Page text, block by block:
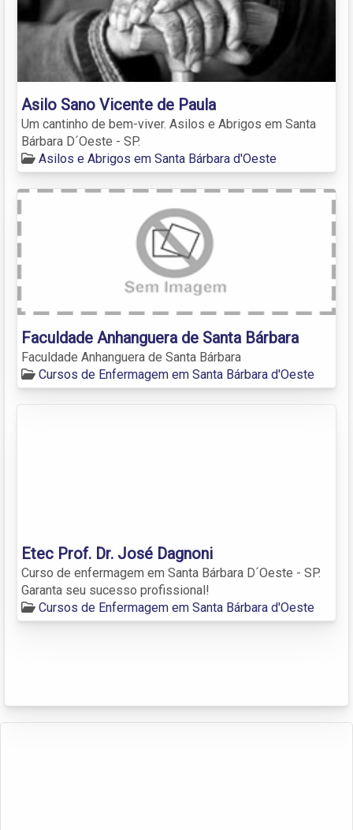
Asilo Sano Vicente de Paula
Um cantinho de bem-viver. Asilos e Abrigos em Santa
Bárbara D´Oeste - SP.
Asilos e Abrigos em Santa Bárbara d'Oeste
Faculdade Anhanguera de Santa Bárbara
Faculdade Anhanguera de Santa Bárbara
Cursos de Enfermagem em Santa Bárbara d'Oeste
Etec Prof. Dr. José Dagnoni
Curso de enfermagem em Santa Bárbara D´Oeste - SP.
Garanta seu sucesso profissional!
Cursos de Enfermagem em Santa Bárbara d'Oeste